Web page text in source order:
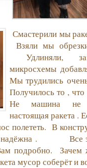
Смастерили мы
Взяли мы
Удлиняли,
микросхемы
Мы трудились
Получилось то ,
Не машина не
настоящая ракета .
полететь. В
надёжна . Все
подробно.
мусор соберёт и